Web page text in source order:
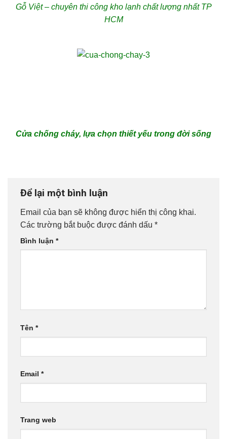
Gỗ Việt – chuyên thi công kho lạnh chất lượng nhất TP
HCM
Cửa chống cháy, lựa chọn thiết yếu trong đời sống
Để lại một bình luận
Email của bạn sẽ không được hiển thị công khai.
Các trường bắt buộc được đánh dấu *
Bình luận *
Tên *
Email *
Trang web